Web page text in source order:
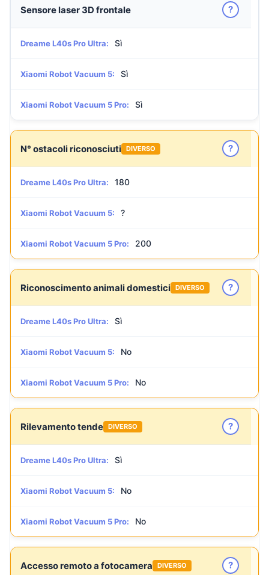
Sensore laser 3D frontale ?
Dreame L40s Pro Ultra: Sì
Xiaomi Robot Vacuum 5: Sì
Xiaomi Robot Vacuum 5 Pro: Sì
N° ostacoli riconosciuti DIVERSO ?
Dreame L40s Pro Ultra: 180
Xiaomi Robot Vacuum 5: ?
Xiaomi Robot Vacuum 5 Pro: 200
Riconoscimento animali domestici DIVERSO ?
Dreame L40s Pro Ultra: Sì
Xiaomi Robot Vacuum 5: No
Xiaomi Robot Vacuum 5 Pro: No
Rilevamento tende DIVERSO ?
Dreame L40s Pro Ultra: Sì
Xiaomi Robot Vacuum 5: No
Xiaomi Robot Vacuum 5 Pro: No
Accesso remoto a fotocamera DIVERSO ?